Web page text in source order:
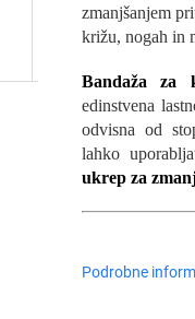
zmanjšanjem
križu, nogah in
Bandaža za
edinstvena
odvisna od
lahko
ukrep za
Podrobne